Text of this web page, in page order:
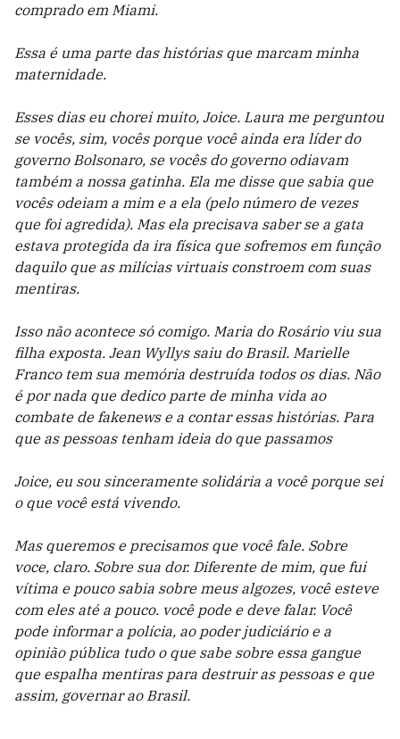
comprado em Miami.
Essa é uma parte das histórias que marcam minha
maternidade.
Esses dias eu chorei muito, Joice. Laura me perguntou
se vocês, sim, vocês porque você ainda era líder do
governo Bolsonaro, se vocês do governo odiavam
também a nossa gatinha. Ela me disse que sabia que
vocês odeiam a mim e a ela (pelo número de vezes
que foi agredida). Mas ela precisava saber se a gata
estava protegida da ira física que sofremos em função
daquilo que as milícias virtuais constroem com suas
mentiras.
Isso não acontece só comigo. Maria do Rosário viu sua
filha exposta. Jean Wyllys saiu do Brasil. Marielle
Franco tem sua memória destruída todos os dias. Não
é por nada que dedico parte de minha vida ao
combate de fakenews e a contar essas histórias. Para
que as pessoas tenham ideia do que passamos
Joice, eu sou sinceramente solidária a você porque sei
o que você está vivendo.
Mas queremos e precisamos que você fale. Sobre
voce, claro. Sobre sua dor. Diferente de mim, que fui
vítima e pouco sabia sobre meus algozes, você esteve
com eles até a pouco. você pode e deve falar. Você
pode informar a polícia, ao poder judiciário e a
opinião pública tudo o que sabe sobre essa gangue
que espalha mentiras para destruir as pessoas e que
assim, governar ao Brasil.